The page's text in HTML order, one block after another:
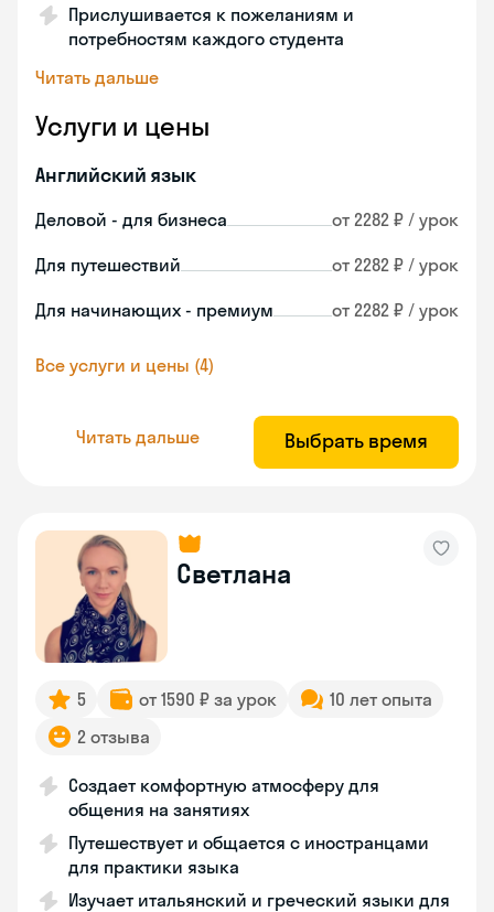
Прислушивается к пожеланиям и
потребностям каждого студента
Читать дальше
Услуги и цены
Английский язык
Деловой - для бизнеса от 2282 ₽ / урок
Для путешествий от 2282 ₽ / урок
Для начинающих - премиум от 2282 ₽ / урок
Все услуги и цены (4)
Читать дальше Выбрать время
Светлана
5 от 1590 ₽ за урок
10 лет опыта
2 отзыва
Создает комфортную атмосферу для
общения на занятиях
Путешествует и общается с иностранцами
для практики языка
Изучает итальянский и греческий языки для